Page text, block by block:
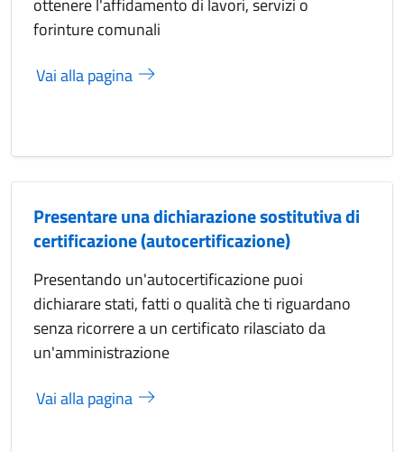
ottenere l'affidamento di lavori, servizi o
forinture comunali
Vai alla pagina
Presentare una dichiarazione sostitutiva di
certificazione (autocertificazione)
Presentando un'autocertificazione puoi
dichiarare stati, fatti o qualità che ti riguardano
senza ricorrere a un certificato rilasciato da
un'amministrazione
Vai alla pagina